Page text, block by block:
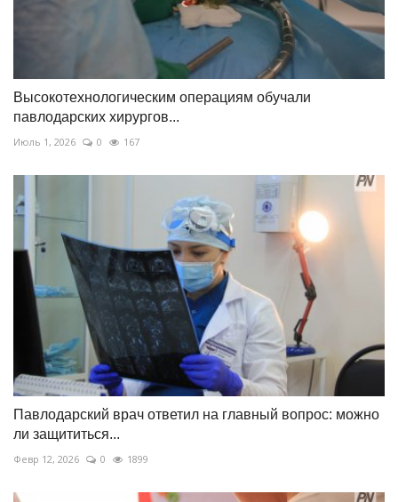
Высокотехнологическим операциям обучали
павлодарских хирургов...
Июль 1, 2026 0 167
Павлодарский врач ответил на главный вопрос: можно
ли защититься...
Февр 12, 2026 0 1899